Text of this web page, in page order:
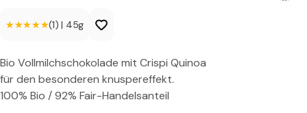
t
a
V
o
★★★★★
★★★★★(1) | 45g
Bio Vollmilchschokolade mit Crispi Quinoa
für den besonderen knuspereffekt.
100% Bio / 92% Fair-Handelsanteil